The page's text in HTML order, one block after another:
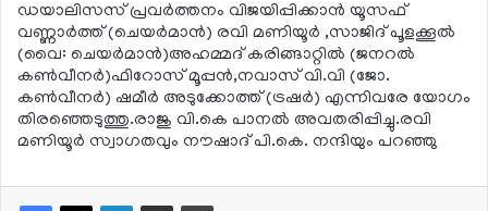
ഡയാലിസസ് പ്രവര്‍ത്തനം വിജയിപ്പിക്കാന്‍ യൂസഫ്
വണ്ണാര്‍ത്ത് (ചെയര്‍മാന്‍) രവി മണിയൂര്‍ ,സാജിദ് പൂളക്കൂല്‍
(വൈ: ചെയര്‍മാന്‍)അഹമ്മദ് കരിങ്ങാറ്റില്‍ (ജനറല്‍
കണ്‍വീനര്‍)ഫിറോസ് മൂപ്പന്‍,നവാസ് വി.വി (ജോ.
കണ്‍വീനര്‍) ഷമീര്‍ അടുക്കോത്ത് (ട്രഷര്‍) എന്നിവരേ യോഗം
തിരഞ്ഞെടുത്തു.രാജു വി.കെ പാനല്‍ അവതരിപ്പിച്ചു.രവി
മണിയൂര്‍ സ്വാഗതവും നൗഷാദ് പി.കെ. നന്ദിയും പറഞ്ഞു